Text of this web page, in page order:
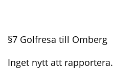
§7 Golfresa till Omberg
Inget nytt att rapportera.